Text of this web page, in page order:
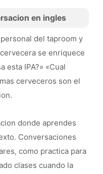
en ingles
del taproom y
se enriquece
esta IPA?» «Cual
cerveceros son el
donde aprendes
Conversaciones
como practica para
clases cuando la